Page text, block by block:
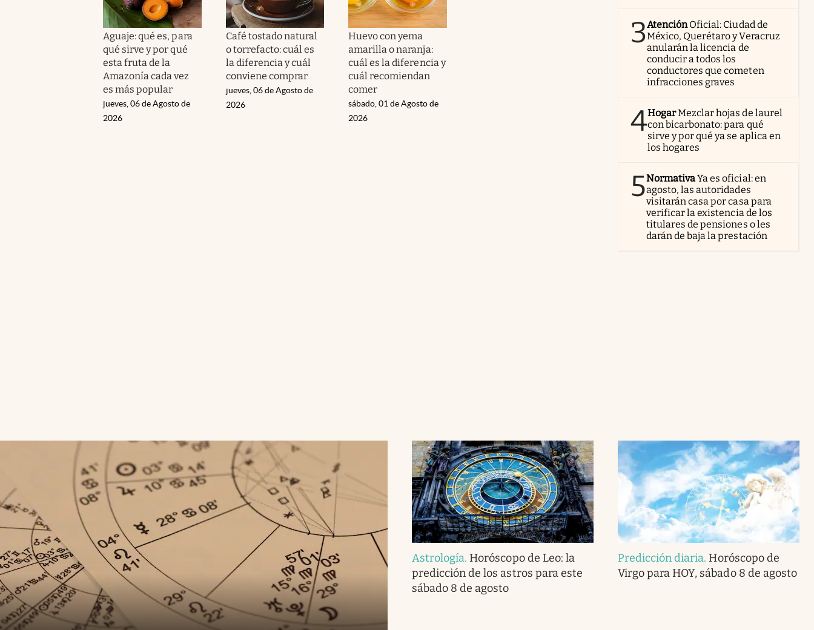
Aguaje: qué es, para
qué sirve y por qué
esta fruta de la
Amazonía cada vez
es más popular
jueves, 06 de Agosto de
2026
Café tostado natural
o torrefacto: cuál es
la diferencia y cuál
conviene comprar
jueves, 06 de Agosto de
2026
Huevo con yema
amarilla o naranja:
cuál es la diferencia y
cuál recomiendan
comer
sábado, 01 de Agosto de
2026
3AtenciónOficial: Ciudad de
México, Querétaro y Veracruz
anularán la licencia de
conducir a todos los
conductores que cometen
infracciones graves
4HogarMezclar hojas de laurel
con bicarbonato: para qué
sirve y por qué ya se aplica en
los hogares
5NormativaYa es oficial: en
agosto, las autoridades
visitarán casa por casa para
verificar la existencia de los
titulares de pensiones o les
darán de baja la prestación
Astrología. Horóscopo de Leo: la
predicción de los astros para este
sábado 8 de agosto
Predicción diaria. Horóscopo de
Virgo para HOY, sábado 8 de agosto